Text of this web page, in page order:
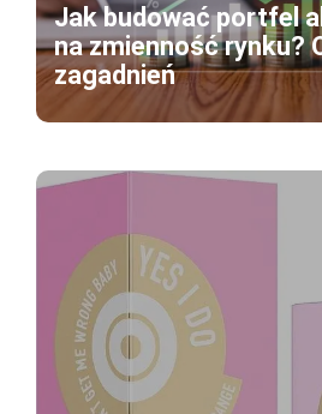
Jak budować portfel
na zmienność rynku?
zagadnień